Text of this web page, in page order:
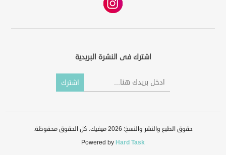
اشترك فى النشرة البريدية
حقوق الطبع والنشر والنسخ؛ 2026 ميفيك. كل الحقوق محفوظة.
Powered byHard Task